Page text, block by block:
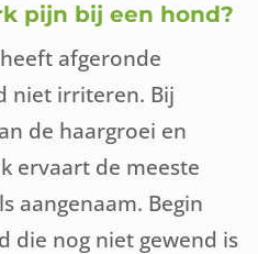
pijn bij een hond?
afgeronde
niet irriteren. Bij
de haargroei en
ervaart de meeste
aangenaam. Begin
die nog niet gewend is